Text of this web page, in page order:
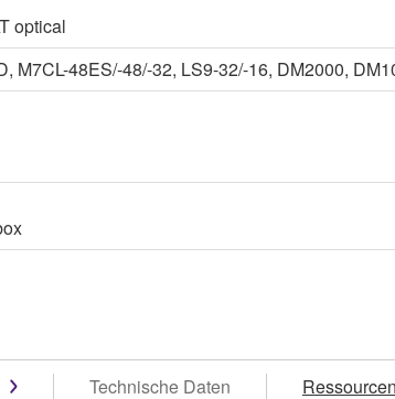
optical
M7CL-48ES/-48/-32, LS9-32/-16, DM2000,
Technische Daten